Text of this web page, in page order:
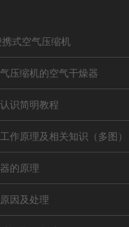
式空气压缩机
压缩机的空气干燥器
识简明教程
作原理及相关知识（多图）
的原理
因及处理